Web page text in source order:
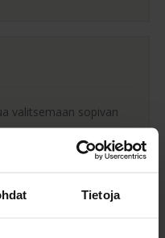
Tietoja
valitsemaan sopivan